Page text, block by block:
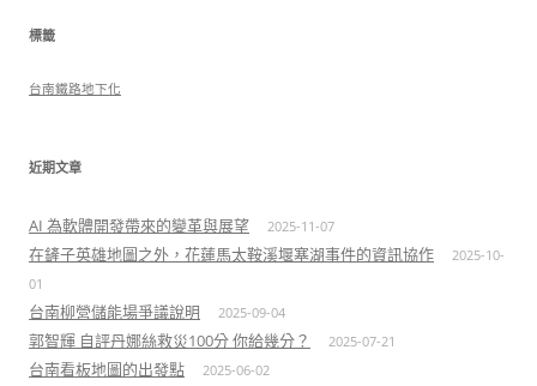
鍵
標籤
台南鐵路地下化
近期文章
AI 為軟體開發帶來的變革與展望 2025-11-07
在鏟子英雄地圖之外，花蓮馬太鞍溪堰塞湖事件的資訊協作
2025-10-
01
台南柳營儲能場爭議說明 2025-09-04
郭智輝 自評丹娜絲救災100分 你給幾分？ 2025-07-21
台南看板地圖的出發點 2025-06-02